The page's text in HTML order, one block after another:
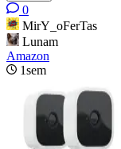
0
MirY_oFerTas
Lunam
Amazon
1sem